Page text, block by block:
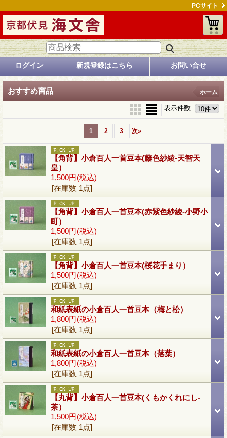
PCサイト
ログイン 新規登録はこちら お問い合せ
おすすめ商品 ホーム
表示件数:
1 2 3 次»
【角背】小倉百人一首豆本(藤色紗綾-天智天
皇）
1,500円(税込)
[在庫数 1点]
【角背】小倉百人一首豆本(赤紫色紗綾-小野小
町）
1,500円(税込)
[在庫数 1点]
【角背】小倉百人一首豆本(桜花手まり）
1,500円(税込)
[在庫数 1点]
和紙表紙の小倉百人一首豆本（梅と松）
1,800円(税込)
[在庫数 1点]
和紙表紙の小倉百人一首豆本（落葉）
1,800円(税込)
[在庫数 1点]
【丸背】小倉百人一首豆本(くもかくれにし-
茶）
1,500円(税込)
[在庫数 1点]